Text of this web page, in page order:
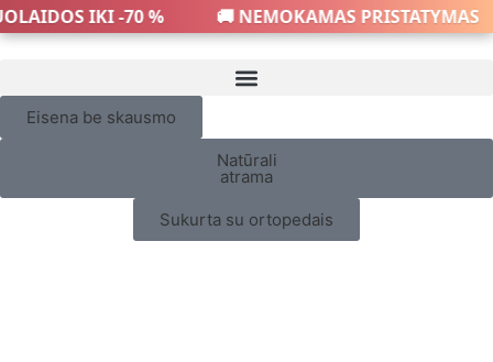
IKI -70 % 🚚 NEMOKAMAS PRISTATYMAS
Eisena be skausmo
Natūrali
atrama
Sukurta su ortopedais